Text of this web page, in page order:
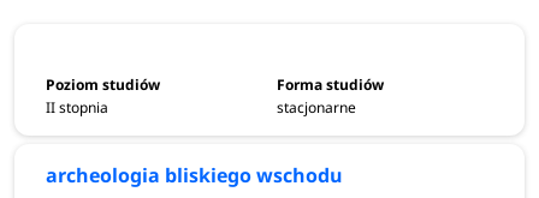
II stopnia stacjonarne
archeologia bliskiego wschodu